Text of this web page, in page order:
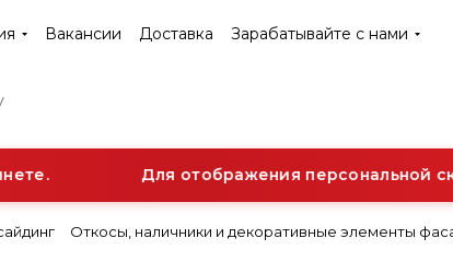
Вакансии Доставка Зарабатывайте с нами
Для отображения персональной
Откосы, наличники и декоративные элементы